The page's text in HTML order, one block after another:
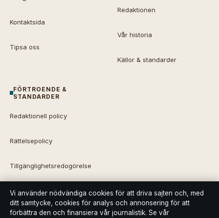
Kontaktsida
Tipsa oss
Redaktionen
Vår historia
Källor & standarder
FÖRTROENDE &
STANDARDER
Redaktionell policy
Rättelsepolicy
Tillgänglighetsredogörelse
Integritetspolicy
Kändisar & integritet
Vi använder nödvändiga cookies för att driva sajten och, med
ditt samtycke, cookies för analys och annonsering för att
förbättra den och finansiera vår journalistik. Se vår